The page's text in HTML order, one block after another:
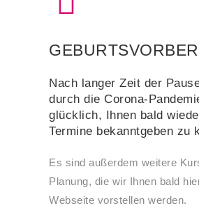
Nach langer Zeit der
durch die Corona-
glücklich, Ihnen bald
Termine bekanntgeben zu
Es sind außerdem weitere
Planung, die wir Ihnen bald
Webseite vorstellen werden.